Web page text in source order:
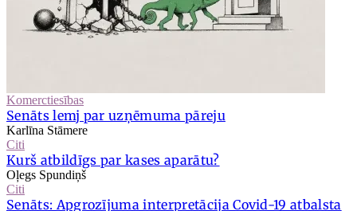
Komerctiesības
Senāts lemj par uzņēmuma pāreju
Karlīna Stāmere
Citi
Kurš atbildīgs par kases aparātu?
Oļegs Spundiņš
Citi
Senāts: Apgrozījuma interpretācija Covid-19 atbalsta